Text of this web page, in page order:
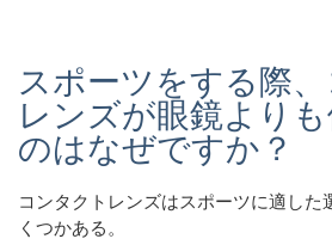
スポーツをする際
レンズが眼鏡より
のはなぜですか？
コンタクトレンズはスポーツに適した
くつかある。